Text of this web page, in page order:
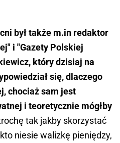
był także m.in redaktor
i "Gazety Polskiej
który dzisiaj na
się, dlaczego
chociaż sam jest
i teoretycznie mógłby
tak jakby skorzystać
niesie walizkę pieniędzy,